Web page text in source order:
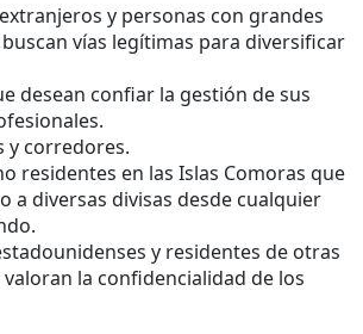
y personas con grandes
vías legítimas para diversificar
desean confiar la gestión de sus
y corredores.
residentes en las Islas Comoras que
a diversas divisas desde cualquier
y residentes de otras
la confidencialidad de los